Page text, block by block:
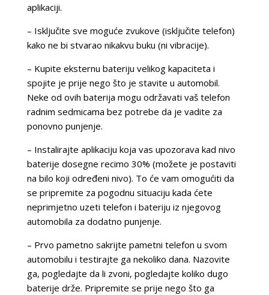
aplikaciji.
– Isključite sve moguće zvukove (isključite telefon)
kako ne bi stvarao nikakvu buku (ni vibracije).
– Kupite eksternu bateriju velikog kapaciteta i
spojite je prije nego što je stavite u automobil.
Neke od ovih baterija mogu održavati vaš telefon
radnim sedmicama bez potrebe da je vadite za
ponovno punjenje.
– Instalirajte aplikaciju koja vas upozorava kad nivo
baterije dosegne recimo 30% (možete je postaviti
na bilo koji određeni nivo). To će vam omogućiti da
se pripremite za pogodnu situaciju kada ćete
neprimjetno uzeti telefon i bateriju iz njegovog
automobila za dodatno punjenje.
– Prvo pametno sakrijte pametni telefon u svom
automobilu i testirajte ga nekoliko dana. Nazovite
ga, pogledajte da li zvoni, pogledajte koliko dugo
baterije drže. Pripremite se prije nego što ga